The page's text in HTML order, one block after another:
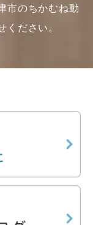
市のちかむね動
ください。